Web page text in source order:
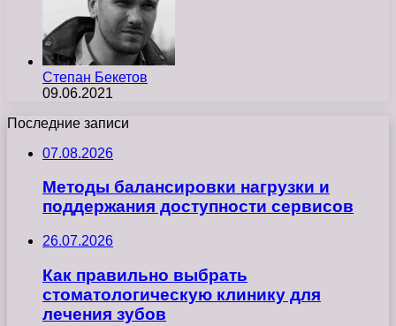
Степан Бекетов
09.06.2021
Последние записи
07.08.2026
Методы балансировки нагрузки и
поддержания доступности сервисов
26.07.2026
Как правильно выбрать
стоматологическую клинику для
лечения зубов